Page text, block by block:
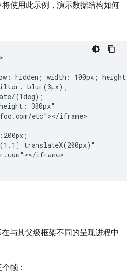
使用此示例，演示数据结构如何
hidden; width: 100px;
blur(3px);
300px"
etc"></iframe>
translateX(200px)"
iframe>
与其父级框架不同的呈现进程中
帧：